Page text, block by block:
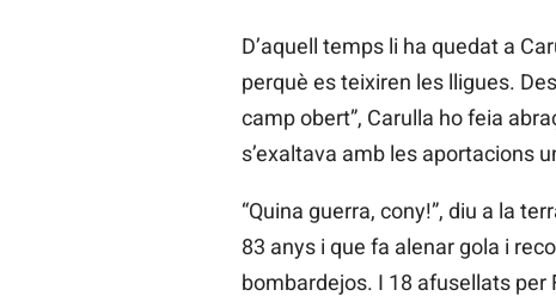
D’aquell temps li ha quedat a
perquè es teixiren les lligues.
camp obert”, Carulla ho feia
s’exaltava amb les aportacions
“Quina guerra, cony!”, diu a la
83 anys i que fa alenar gola i
bombardejos. I 18 afusellats per